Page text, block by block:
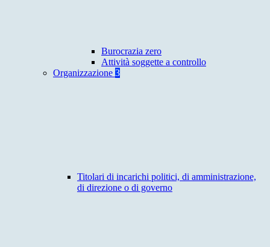
Burocrazia zero
Attività soggette a controllo
Organizzazione 3
Titolari di incarichi politici, di amministrazione,
di direzione o di governo